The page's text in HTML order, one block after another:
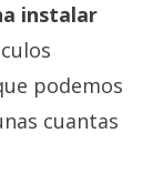
instalar
podemos
cuantas